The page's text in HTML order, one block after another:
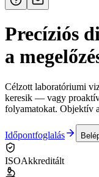
Precíziós
a
Célzott laboratóriumi
keresik — vagy
folyamatokat. Objektív
Időpontfoglalás
ISOAkkreditált